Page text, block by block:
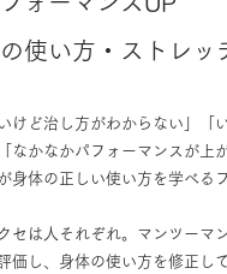
使い方・ストレッ
けど治し方がわからない」「
なかなかパフォーマンスが上
身体の正しい使い方を学べる
セは人それぞれ。マンツーマ
価し、身体の使い方を修正し